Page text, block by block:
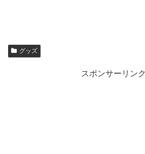
グッズ
スポンサーリンク